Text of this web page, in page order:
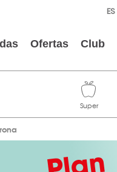
Ofertas Club